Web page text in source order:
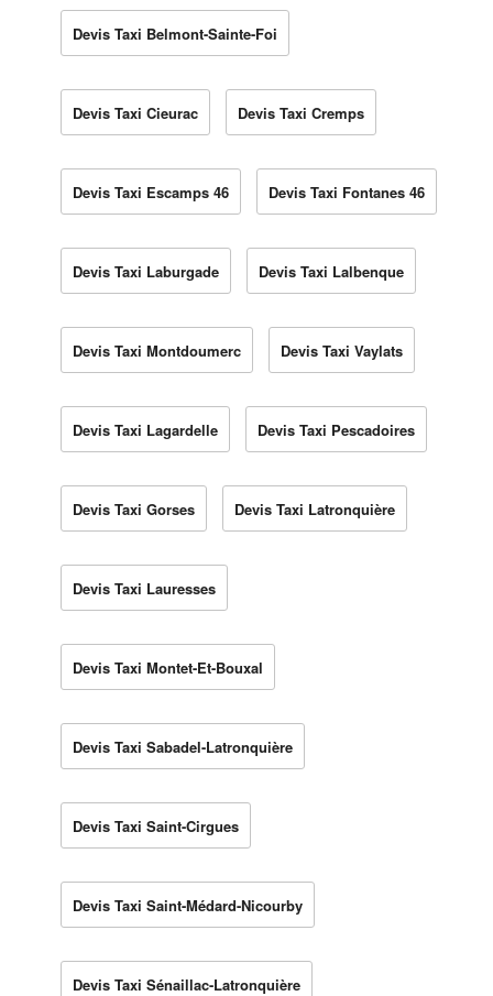
Devis Taxi Belmont-Sainte-Foi
Devis Taxi Cieurac Devis Taxi Cremps
Devis Taxi Escamps 46 Devis Taxi Fontanes 46
Devis Taxi Laburgade Devis Taxi Lalbenque
Devis Taxi Montdoumerc Devis Taxi Vaylats
Devis Taxi Lagardelle Devis Taxi Pescadoires
Devis Taxi Gorses Devis Taxi Latronquière
Devis Taxi Lauresses
Devis Taxi Montet-Et-Bouxal
Devis Taxi Sabadel-Latronquière
Devis Taxi Saint-Cirgues
Devis Taxi Saint-Médard-Nicourby
Devis Taxi Sénaillac-Latronquière